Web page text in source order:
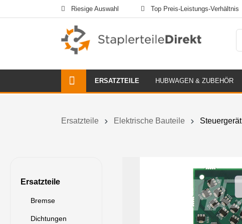
Riesige Auswahl Top Preis-Leistungs-Verhältnis
ERSATZTEILE HUBWAGEN & ZUBEHÖR
Ersatzteile Elektrische Bauteile Steuergerät
Ersatzteile
Bremse
Dichtungen